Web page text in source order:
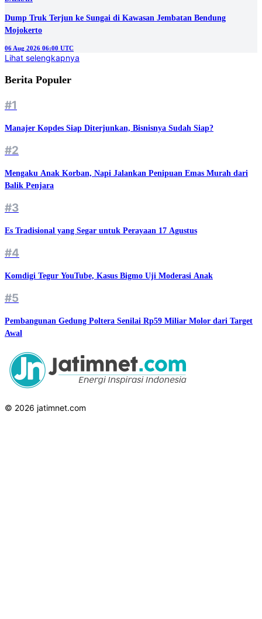
Dump Truk Terjun ke Sungai di Kawasan Jembatan Bendung
Mojokerto
06 Aug 2026 06:00 UTC
Lihat selengkapnya
Berita Populer
#1
Manajer Kopdes Siap Diterjunkan, Bisnisnya Sudah Siap?
#2
Mengaku Anak Korban, Napi Jalankan Penipuan Emas Murah dari
Balik Penjara
#3
Es Tradisional yang Segar untuk Perayaan 17 Agustus
#4
Komdigi Tegur YouTube, Kasus Bigmo Uji Moderasi Anak
#5
Pembangunan Gedung Poltera Senilai Rp59 Miliar Molor dari Target
Awal
© 2026 jatimnet.com